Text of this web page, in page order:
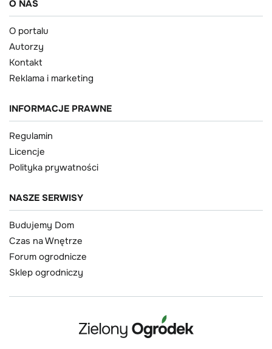
O NAS
O portalu
Autorzy
Kontakt
Reklama i marketing
INFORMACJE PRAWNE
Regulamin
Licencje
Polityka prywatności
NASZE SERWISY
Budujemy Dom
Czas na Wnętrze
Forum ogrodnicze
Sklep ogrodniczy